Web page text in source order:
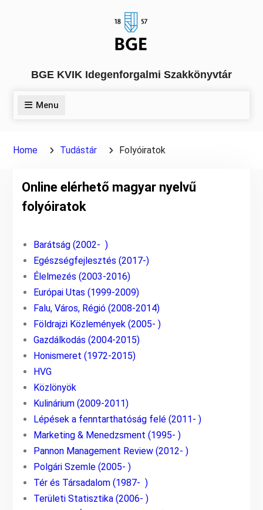
BGE KVIK Idegenforgalmi Szakkönyvtár
Menu
Home Tudástár Folyóiratok
Online elérhető magyar nyelvű
folyóiratok
Barátság (2002- )
Egészségfejlesztés (2017-)
Élelmezés (2003-2016)
Európai Utas (1999-2009)
Falu, Város, Régió (2008-2014)
Földrajzi Közlemények (2005- )
Gazdálkodás (2004-2015)
Honismeret (1972-2015)
HVG
Közlönyök
Kulinárium (2009-2011)
Lépések a fenntarthatóság felé (2011- )
Marketing & Menedzsment (1995- )
Pannon Management Review (2012- )
Polgári Szemle (2005- )
Tér és Társadalom (1987- )
Területi Statisztika (2006- )